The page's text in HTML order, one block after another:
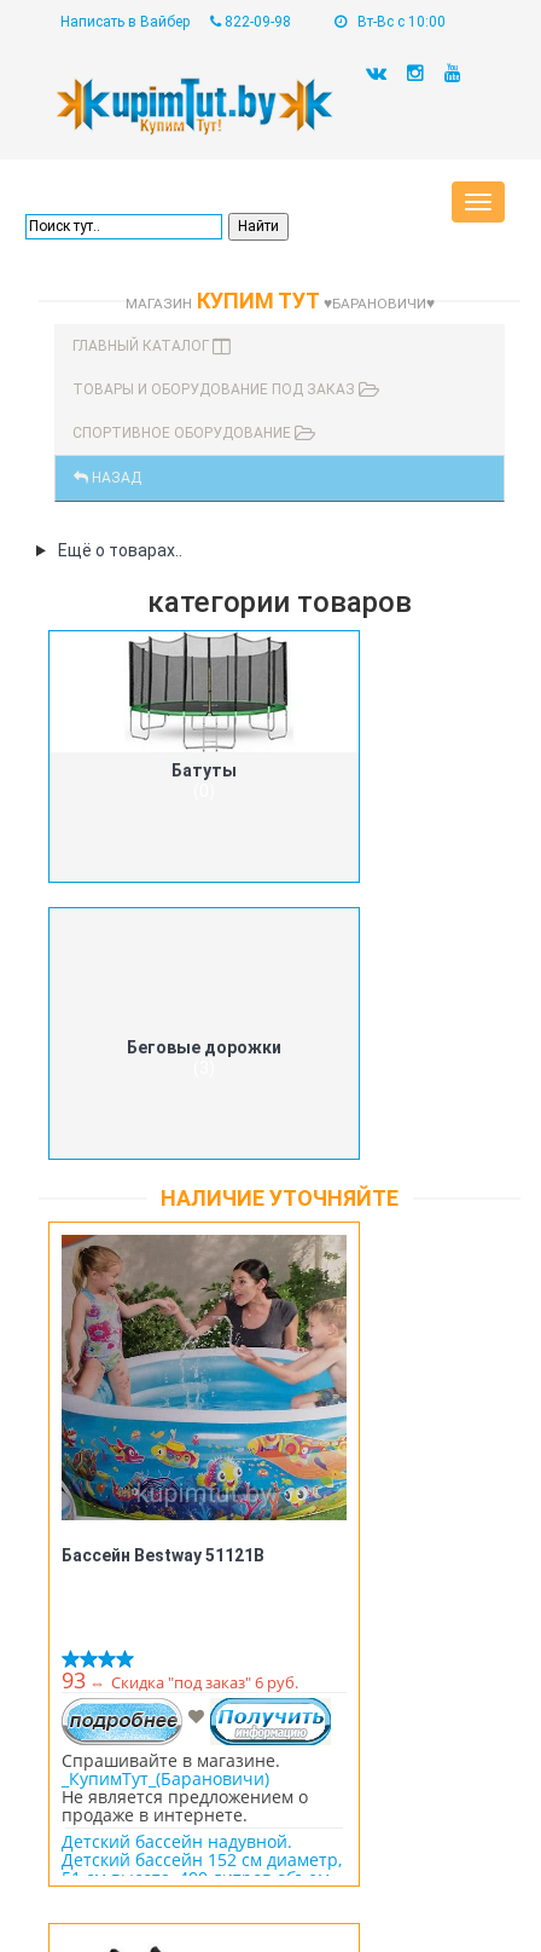
Написать в Вайбер 822-09-98 Вт-Вс с 10:00
Toggle
МАГАЗИН КУПИМ ТУТ ♥БАРАНОВИЧИ♥
ГЛАВНЫЙ КАТАЛОГ
ТОВАРЫ И ОБОРУДОВАНИЕ ПОД ЗАКАЗ
СПОРТИВНОЕ ОБОРУДОВАНИЕ
НАЗАД
Ещё о товарах..
категории товаров
Батуты
Беговые дорожки
НАЛИЧИЕ УТОЧНЯЙТЕ
Бассейн Bestway 51121B
93 ⇔ Скидка "под заказ" 6 руб.
Спрашивайте в магазине.
_КупимТут_(Барановичи)
Не является предложением о
продаже в интернете.
Детский бассейн надувной.
Детский бассейн 152 см диаметр,
51 см высота, 400 литров объем.